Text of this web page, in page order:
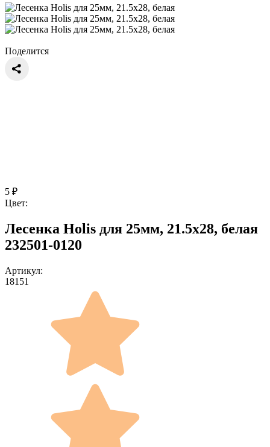
Поделится
5 ₽
Цвет:
Лесенка Holis для 25мм, 21.5x28, белая
232501-0120
Артикул:
18151